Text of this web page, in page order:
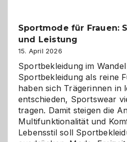
gegen
Chaos
Sportmode für Frauen:
und Leistung
15. April 2026
Sportbekleidung im
Sportbekleidung als reine
haben sich Trägerinnen in
entschieden, Sportswear
tragen. Damit steigen die
Multifunktionalität und
Lebensstil soll